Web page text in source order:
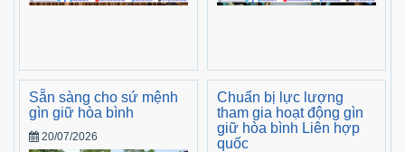
Sẵn sàng cho sứ mệnh
gìn giữ hòa bình
20/07/2026
Chuẩn bị lực lượng
tham gia hoạt động gìn
giữ hòa bình Liên hợp
quốc